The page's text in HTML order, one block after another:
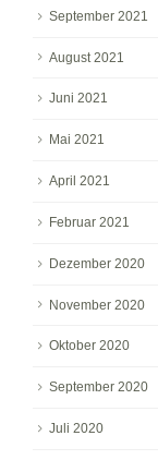
September 2021
August 2021
Juni 2021
Mai 2021
April 2021
Februar 2021
Dezember 2020
November 2020
Oktober 2020
September 2020
Juli 2020